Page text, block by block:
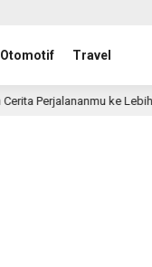
Otomotif Travel
Perjalananmu ke Lebih